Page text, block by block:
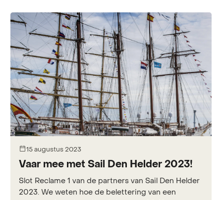
15 augustus 2023
Vaar mee met Sail Den Helder 2023!
Slot Reclame 1 van de partners van Sail Den Helder
2023. We weten hoe de belettering van een